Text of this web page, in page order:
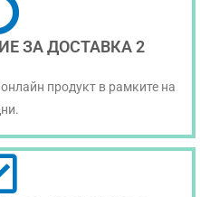
ЗА ДОСТАВКА 2
продукт в рамките на